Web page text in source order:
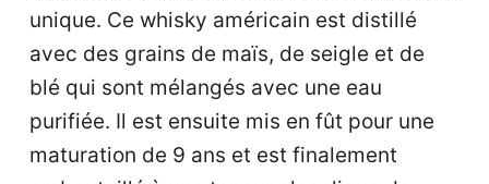
unique. Ce whisky américain est distillé
avec des grains de maïs, de seigle et de
blé qui sont mélangés avec une eau
purifiée. Il est ensuite mis en fût pour une
maturation de 9 ans et est finalement